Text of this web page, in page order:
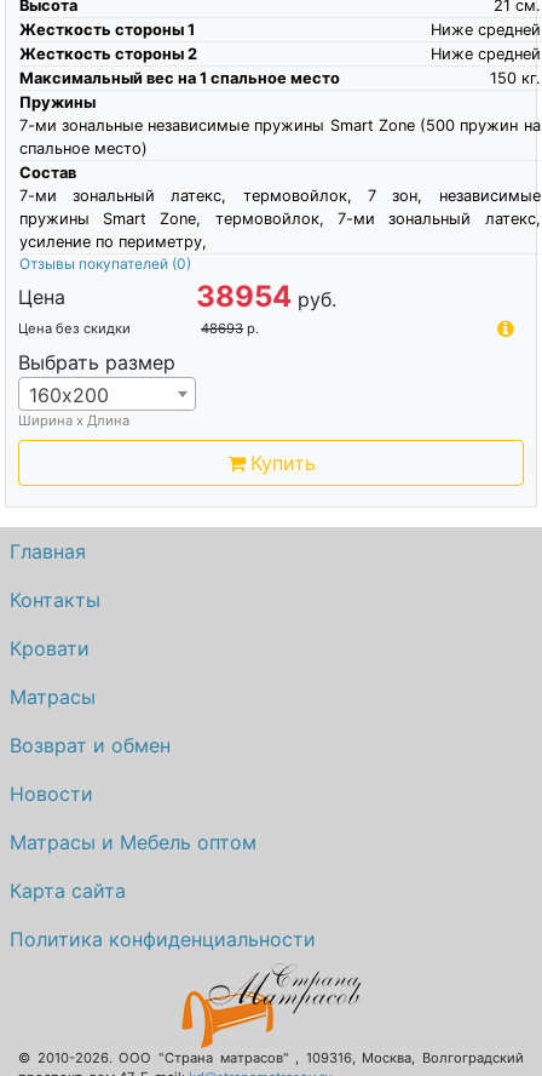
Высота
см.
21
Жесткость стороны 1
Ниже средней
Жесткость стороны 2
Ниже средней
Максимальный вес на 1 спальное место
кг.
150
Пружины
7-ми зональные независимые пружины Smart Zone (500 пружин на
спальное место)
Состав
7-ми зональный латекс, термовойлок, 7 зон, независимые
пружины Smart Zone, термовойлок, 7-ми зональный латекс,
усиление по периметру,
Отзывы покупателей (0)
Цена 38954 руб.
Цена без скидки 48693 р.
Выбрать размер
160х200
Ширина х Длина
Купить
Главная
Контакты
Кровати
Матрасы
Возврат и обмен
Новости
Матрасы и Мебель оптом
Карта сайта
Политика конфиденциальности
© 2010-2026.ООО "Страна матрасов" , 109316, Москва, Волгоградский